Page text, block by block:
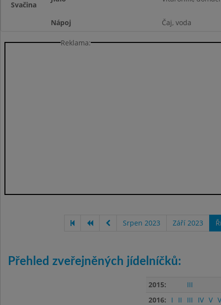
Svačina
Nápoj Čaj, voda
Reklama:
Srpen 2023 Září 2023
Přehled zveřejněných jídelníčků:
2015:
III
2016:
I II III IV V